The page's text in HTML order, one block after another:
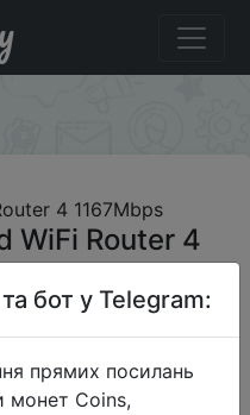
Band WiFi Router 4
WiFi Router 4
бот у Telegram:
прямих посилань
монет Coins,